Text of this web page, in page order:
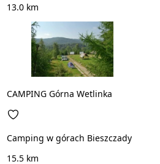
13.0 km
CAMPING Górna Wetlinka
Camping w górach Bieszczady
15.5 km